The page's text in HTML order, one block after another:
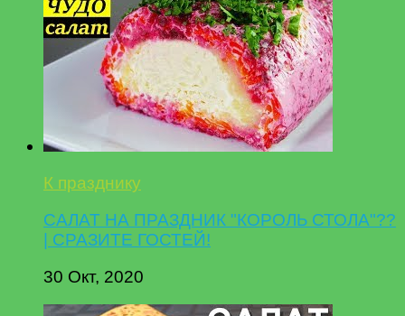
К празднику
САЛАТ НА ПРАЗДНИК "КОРОЛЬ СТОЛА"??
| СРАЗИТЕ ГОСТЕЙ!
30 Окт, 2020